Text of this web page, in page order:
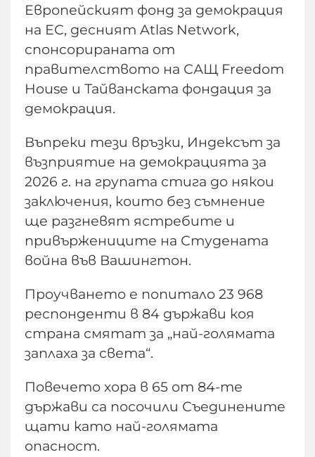
Европейският фонд за демокрация
на ЕС, десният Atlas Network,
спонсорираната от
правителството на САЩ Freedom
House и Тайванската фондация за
демокрация.
Въпреки тези връзки, Индексът за
възприятие на демокрацията за
2026 г. на групата стига до някои
заключения, които без съмнение
ще разгневят ястребите и
привържениците на Студената
война във Вашингтон.
Проучването е попитало 23 968
респонденти в 84 държави коя
страна смятат за „най-голямата
заплаха за света“.
Повечето хора в 65 от 84-те
държави са посочили Съединените
щати като най-голямата
опасност.